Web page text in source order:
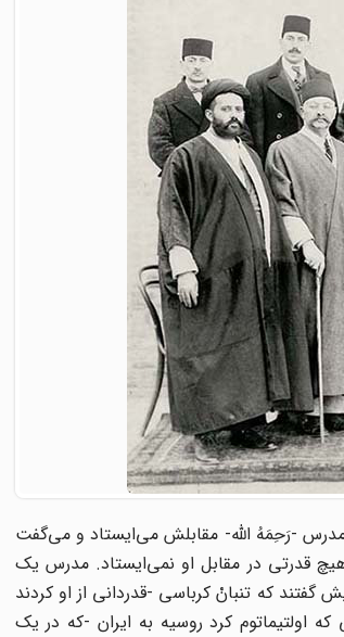
-رَحِمَهُ الله- مقابلش می‌ایستاد و می‌گفت
قدرتی در مقابل او نمی‌ایستاد. مدرس یک
که تنبانْ کرباسی -قدردانی از او کردند
اولتیماتوم کرد روسیه به ایران -که در یک